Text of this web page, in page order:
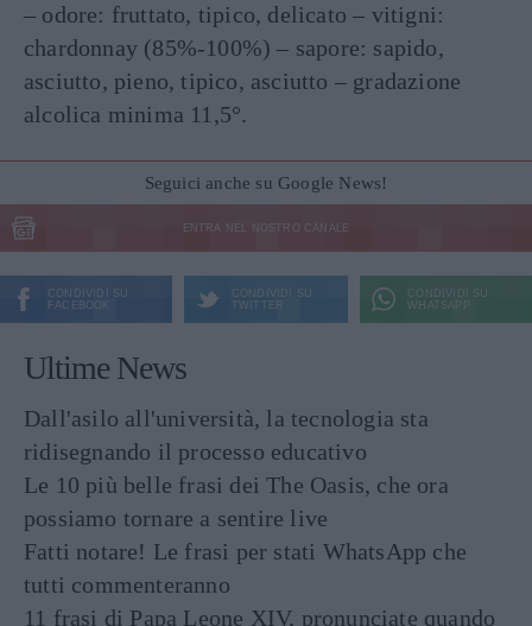
– odore: fruttato, tipico, delicato – vitigni:
chardonnay (85%-100%) – sapore: sapido,
asciutto, pieno, tipico, asciutto – gradazione
alcolica minima 11,5°.
Seguici anche su Google News!
ENTRA NEL NOSTRO CANALE
CONDIVIDI SU
FACEBOOK
CONDIVIDI SU
TWITTER
CONDIVIDI SU
WHATSAPP
Ultime News
Dall'asilo all'università, la tecnologia sta
ridisegnando il processo educativo
Le 10 più belle frasi dei The Oasis, che ora
possiamo tornare a sentire live
Fatti notare! Le frasi per stati WhatsApp che
tutti commenteranno
11 frasi di Papa Leone XIV, pronunciate quando